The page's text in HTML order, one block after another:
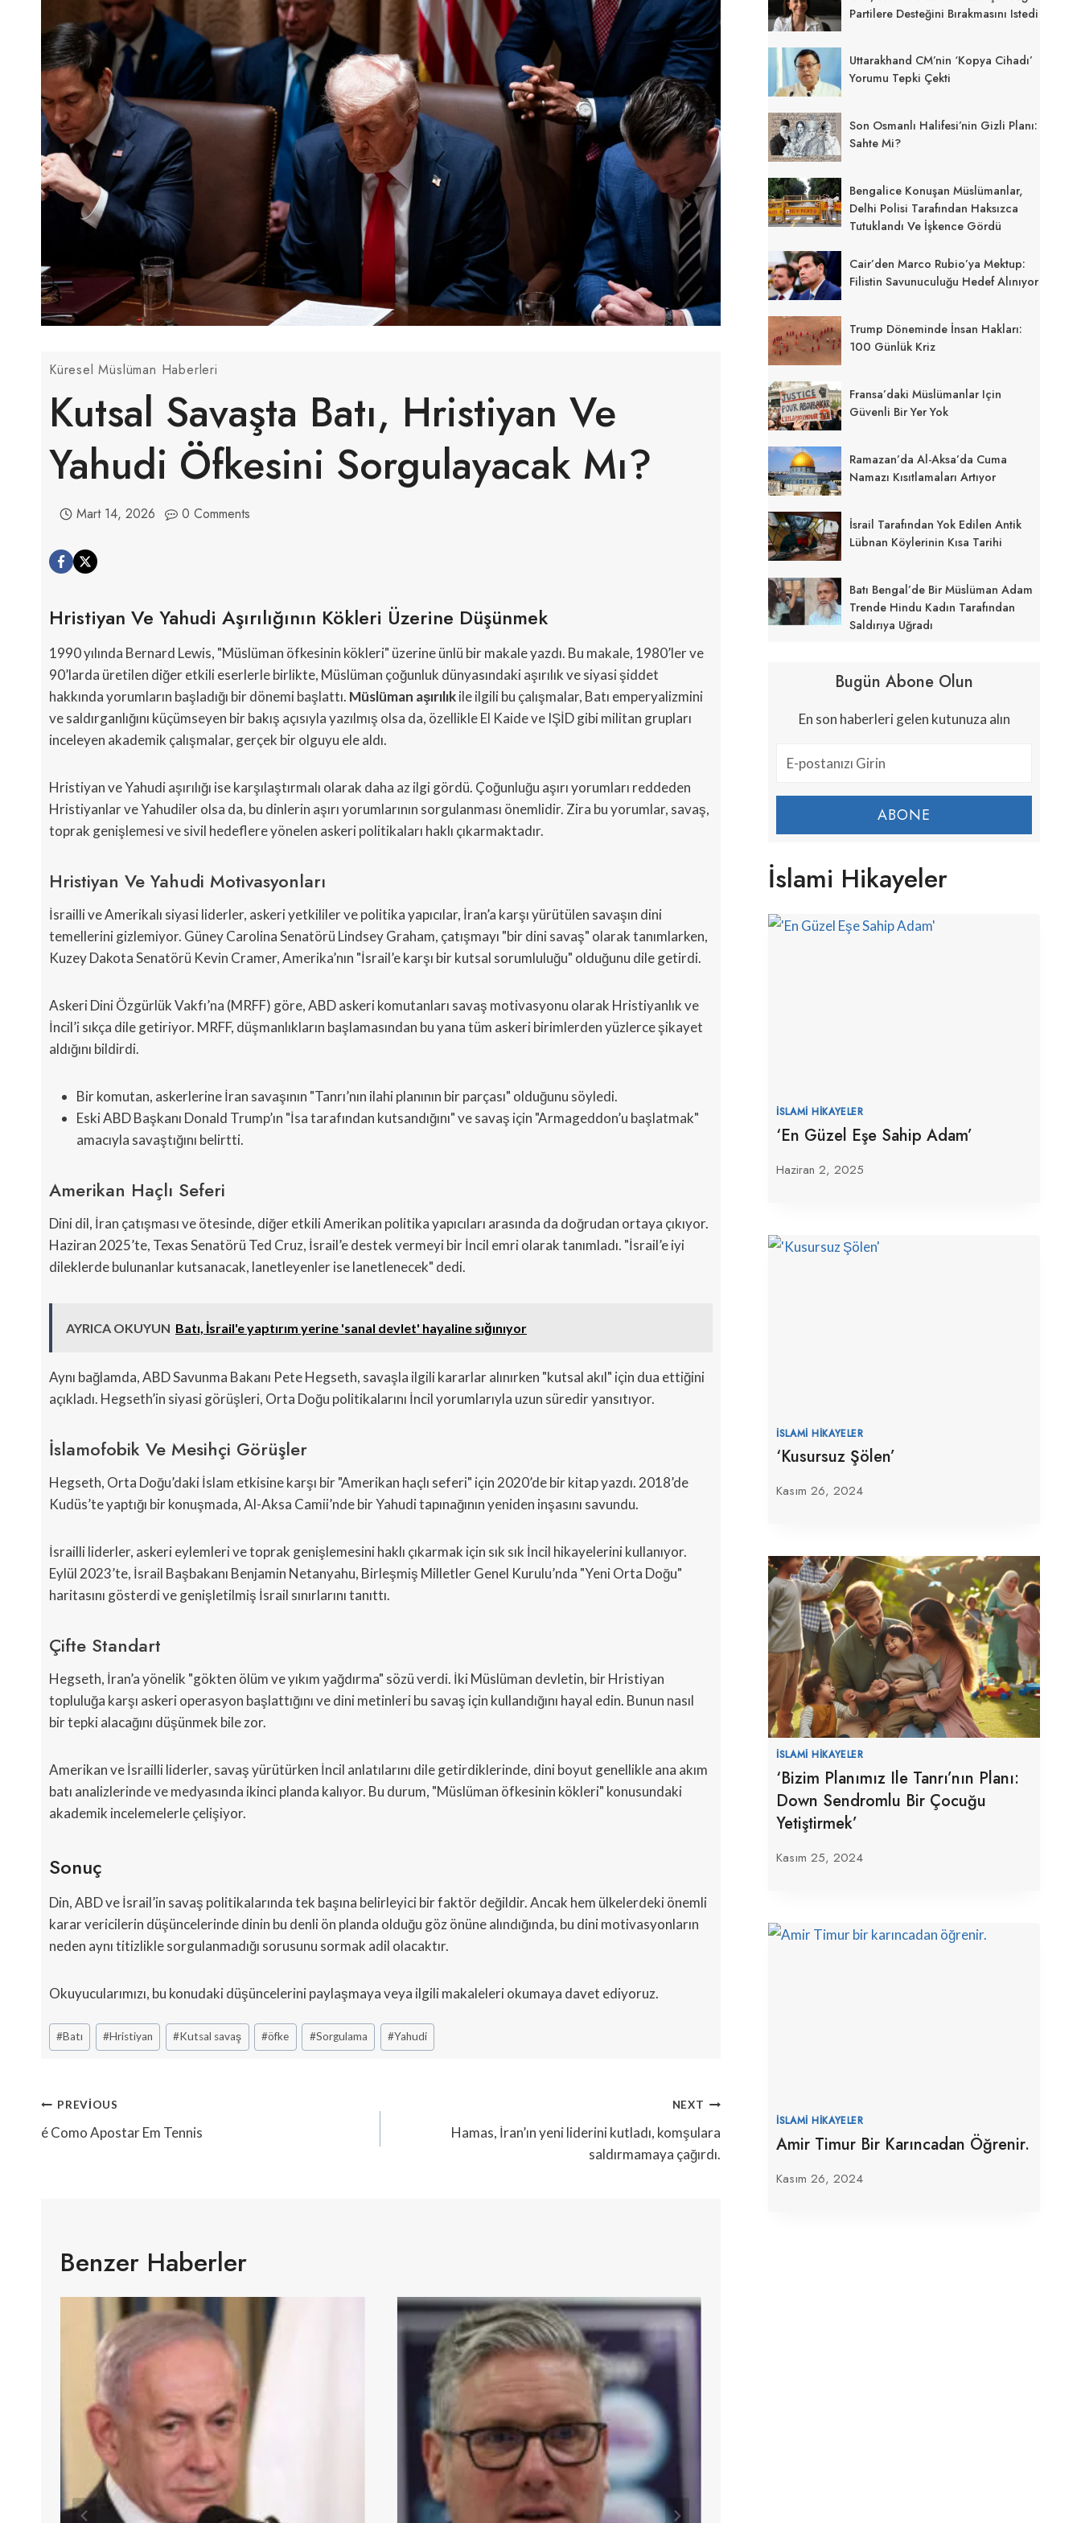
Küresel Müslüman Haberleri
Kutsal Savaşta Batı, Hristiyan Ve
Yahudi Öfkesini Sorgulayacak Mı?
Mart 14, 2026 0 Comments
Hristiyan Ve Yahudi Aşırılığının Kökleri Üzerine Düşünmek
1990 yılında Bernard Lewis, "Müslüman öfkesinin kökleri" üzerine ünlü bir makale yazdı. Bu makale, 1980’ler ve
90’larda üretilen diğer etkili eserlerle birlikte, Müslüman çoğunluk dünyasındaki aşırılık ve siyasi şiddet
hakkında yorumların başladığı bir dönemi başlattı. Müslüman aşırılıkile ilgili bu çalışmalar, Batı emperyalizmini
ve saldırganlığını küçümseyen bir bakış açısıyla yazılmış olsa da, özellikle El Kaide ve IŞİD gibi militan grupları
inceleyen akademik çalışmalar, gerçek bir olguyu ele aldı.
Hristiyan ve Yahudi aşırılığı ise karşılaştırmalı olarak daha az ilgi gördü. Çoğunluğu aşırı yorumları reddeden
Hristiyanlar ve Yahudiler olsa da, bu dinlerin aşırı yorumlarının sorgulanması önemlidir. Zira bu yorumlar, savaş,
toprak genişlemesi ve sivil hedeflere yönelen askeri politikaları haklı çıkarmaktadır.
Hristiyan Ve Yahudi Motivasyonları
İsrailli ve Amerikalı siyasi liderler, askeri yetkililer ve politika yapıcılar, İran’a karşı yürütülen savaşın dini
temellerini gizlemiyor. Güney Carolina Senatörü Lindsey Graham, çatışmayı "bir dini savaş" olarak tanımlarken,
Kuzey Dakota Senatörü Kevin Cramer, Amerika’nın "İsrail’e karşı bir kutsal sorumluluğu" olduğunu dile getirdi.
Askeri Dini Özgürlük Vakfı’na (MRFF) göre, ABD askeri komutanları savaş motivasyonu olarak Hristiyanlık ve
İncil’i sıkça dile getiriyor. MRFF, düşmanlıkların başlamasından bu yana tüm askeri birimlerden yüzlerce şikayet
aldığını bildirdi.
Bir komutan, askerlerine İran savaşının "Tanrı’nın ilahi planının bir parçası" olduğunu söyledi.
Eski ABD Başkanı Donald Trump’ın "İsa tarafından kutsandığını" ve savaş için "Armageddon’u başlatmak"
amacıyla savaştığını belirtti.
Amerikan Haçlı Seferi
Dini dil, İran çatışması ve ötesinde, diğer etkili Amerikan politika yapıcıları arasında da doğrudan ortaya çıkıyor.
Haziran 2025’te, Texas Senatörü Ted Cruz, İsrail’e destek vermeyi bir İncil emri olarak tanımladı. "İsrail’e iyi
dileklerde bulunanlar kutsanacak, lanetleyenler ise lanetlenecek" dedi.
AYRICA OKUYUN Batı, İsrail'e yaptırım yerine 'sanal devlet' hayaline sığınıyor
Aynı bağlamda, ABD Savunma Bakanı Pete Hegseth, savaşla ilgili kararlar alınırken "kutsal akıl" için dua ettiğini
açıkladı. Hegseth’in siyasi görüşleri, Orta Doğu politikalarını İncil yorumlarıyla uzun süredir yansıtıyor.
İslamofobik Ve Mesihçi Görüşler
Hegseth, Orta Doğu’daki İslam etkisine karşı bir "Amerikan haçlı seferi" için 2020’de bir kitap yazdı. 2018’de
Kudüs’te yaptığı bir konuşmada, Al-Aksa Camii’nde bir Yahudi tapınağının yeniden inşasını savundu.
İsrailli liderler, askeri eylemleri ve toprak genişlemesini haklı çıkarmak için sık sık İncil hikayelerini kullanıyor.
Eylül 2023’te, İsrail Başbakanı Benjamin Netanyahu, Birleşmiş Milletler Genel Kurulu’nda "Yeni Orta Doğu"
haritasını gösterdi ve genişletilmiş İsrail sınırlarını tanıttı.
Çifte Standart
Hegseth, İran’a yönelik "gökten ölüm ve yıkım yağdırma" sözü verdi. İki Müslüman devletin, bir Hristiyan
topluluğa karşı askeri operasyon başlattığını ve dini metinleri bu savaş için kullandığını hayal edin. Bunun nasıl
bir tepki alacağını düşünmek bile zor.
Amerikan ve İsrailli liderler, savaş yürütürken İncil anlatılarını dile getirdiklerinde, dini boyut genellikle ana akım
batı analizlerinde ve medyasında ikinci planda kalıyor. Bu durum, "Müslüman öfkesinin kökleri" konusundaki
akademik incelemelerle çelişiyor.
Sonuç
Din, ABD ve İsrail’in savaş politikalarında tek başına belirleyici bir faktör değildir. Ancak hem ülkelerdeki önemli
karar vericilerin düşüncelerinde dinin bu denli ön planda olduğu göz önüne alındığında, bu dini motivasyonların
neden aynı titizlikle sorgulanmadığı sorusunu sormak adil olacaktır.
Okuyucularımızı, bu konudaki düşüncelerini paylaşmaya veya ilgili makaleleri okumaya davet ediyoruz.
Post
Tags:
#Batı #Hristiyan #Kutsal savaş #öfke #Sorgulama #Yahudi
Yazı
Gezinmesi
PREVIOUS
é Como Apostar Em Tennis
NEXT
Hamas, İran’ın yeni liderini kutladı, komşulara
saldırmamaya çağırdı.
Benzer Haberler
Partilere Desteğini Bırakmasını Istedi
Uttarakhand CM’nin ‘kopya Cihadı’
Yorumu Tepki Çekti
Son Osmanlı Halifesi’nin Gizli Planı:
Sahte Mi?
Bengalice Konuşan Müslümanlar,
Delhi Polisi Tarafından Haksızca
Tutuklandı Ve İşkence Gördü
Cair’den Marco Rubio’ya Mektup:
Filistin Savunuculuğu Hedef Alınıyor
Trump Döneminde İnsan Hakları:
100 Günlük Kriz
Fransa’daki Müslümanlar Için
Güvenli Bir Yer Yok
Ramazan’da Al-Aksa’da Cuma
Namazı Kısıtlamaları Artıyor
İsrail Tarafından Yok Edilen Antik
Lübnan Köylerinin Kısa Tarihi
Batı Bengal’de Bir Müslüman Adam
Trende Hindu Kadın Tarafından
Saldırıya Uğradı
Bugün Abone Olun
En son haberleri gelen kutunuza alın
ABONE
İslami Hikayeler
İSLAMI HIKAYELER
‘En Güzel Eşe Sahip Adam’
Haziran 2, 2025
İSLAMI HIKAYELER
‘Kusursuz Şölen’
Kasım 26, 2024
İSLAMI HIKAYELER
‘Bizim Planımız Ile Tanrı’nın Planı:
Down Sendromlu Bir Çocuğu
Yetiştirmek’
Kasım 25, 2024
İSLAMI HIKAYELER
Amir Timur Bir Karıncadan Öğrenir.
Kasım 26, 2024